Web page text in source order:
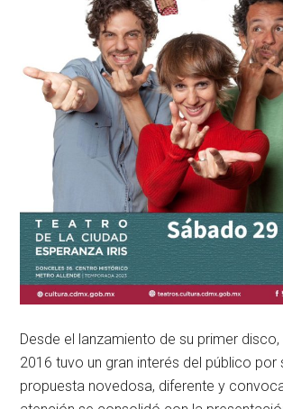
Desde el lanzamiento de su primer disco,
2016 tuvo un gran interés del público por
propuesta novedosa, diferente y